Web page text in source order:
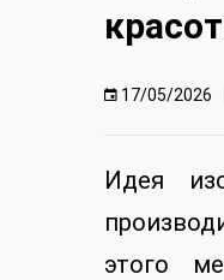
17/05/2026
Идея
этого